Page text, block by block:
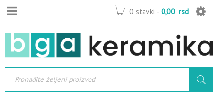
0 stavki - 0,00 rsd